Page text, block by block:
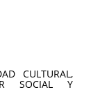
CULTURAL,
SOCIAL Y